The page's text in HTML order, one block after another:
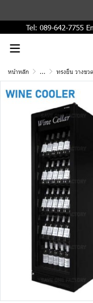
Tel: 089-642-7755
หน้าหลัก ... ทรงยืน วางขว